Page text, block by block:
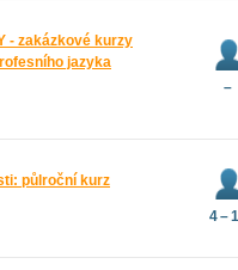
- zakázkové kurzy
jazyka
–
půlroční kurz
4 –